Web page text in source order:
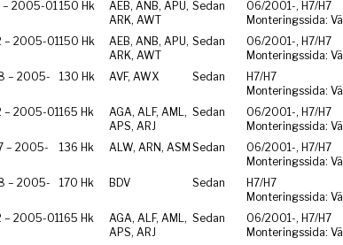
– 2005-01 150 Hk
AEB, ANB, APU,
ARK, AWT
Sedan
06/2001-, H7/H7
Monteringssida: Vä
– 2005-01 150 Hk
AEB, ANB, APU,
ARK, AWT
Sedan
06/2001-, H7/H7
Monteringssida: Vä
– 2005-
130 Hk AVF, AWX Sedan
H7/H7
Monteringssida: Vä
– 2005-01 165 Hk
AGA, ALF, AML,
APS, ARJ
Sedan
06/2001-, H7/H7
Monteringssida: Vä
– 2005-
136 Hk ALW, ARN, ASM Sedan
06/2001-, H7/H7
Monteringssida: Vä
– 2005-
170 Hk BDV Sedan
H7/H7
Monteringssida: Vä
– 2005-01 165 Hk
AGA, ALF, AML,
APS, ARJ
Sedan
06/2001-, H7/H7
Monteringssida: Vä